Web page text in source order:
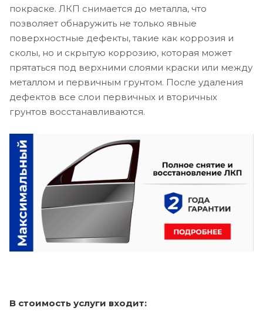
покраске. ЛКП снимается до металла, что
позволяет обнаружить не только явные
поверхностные дефекты, такие как коррозия и
сколы, но и скрытую коррозию, которая может
прятаться под верхними слоями краски или между
металлом и первичным грунтом. После удаления
дефектов все слои первичных и вторичных
грунтов восстанавливаются.
В стоимость услуги входит: